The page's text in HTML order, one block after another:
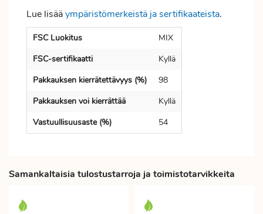
Lue lisääympäristömerkeistä ja sertifikaateista.
FSC Luokitus
MIX
FSC-sertifikaatti
Kyllä
Pakkauksen kierrätettävyys (%)
98
Pakkauksen voi kierrättää
Kyllä
Vastuullisuusaste (%)
54
Samankaltaisia tulostustarroja ja toimistotarvikkeita